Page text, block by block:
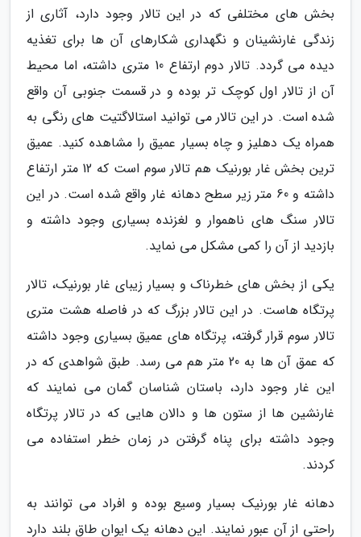
بخش های مختلفی که در این تالار وجود دارد، آثاری از
زندگی غارنشینان و نگهداری شکارهای آن ها برای تغذیه
دیده می گردد. تالار دوم ارتفاع 10 متری داشته، اما محیط
آن از تالار اول کوچک تر بوده و در قسمت جنوبی آن واقع
شده است. در این تالار می توانید استالاگتیت های رنگی به
همراه یک دهلیز و چاه بسیار عمیق را مشاهده کنید. عمیق
ترین بخش غار بورنیک هم تالار سوم است که 12 متر ارتفاع
داشته و 60 متر زیر سطح دهانه غار واقع شده است. در این
تالار سنگ های ناهموار و لغزنده بسیاری وجود داشته و
بازدید از آن را کمی مشکل می نماید.
یکی از بخش های خطرناک و بسیار زیبای غار بورنیک، تالار
پرتگاه هاست. در این تالار بزرگ که در فاصله هشت متری
تالار سوم قرار گرفته، پرتگاه های عمیق بسیاری وجود داشته
که عمق آن ها به 20 متر هم می رسد. طبق شواهدی که در
این غار وجود دارد، باستان شناسان گمان می نمایند که
غارنشین ها از ستون ها و دالان هایی که در تالار پرتگاه
وجود داشته برای پناه گرفتن در زمان خطر استفاده می
کردند.
دهانه غار بورنیک بسیار وسیع بوده و افراد می توانند به
راحتی از آن عبور نمایند. این دهانه یک ایوان طاق بلند دارد